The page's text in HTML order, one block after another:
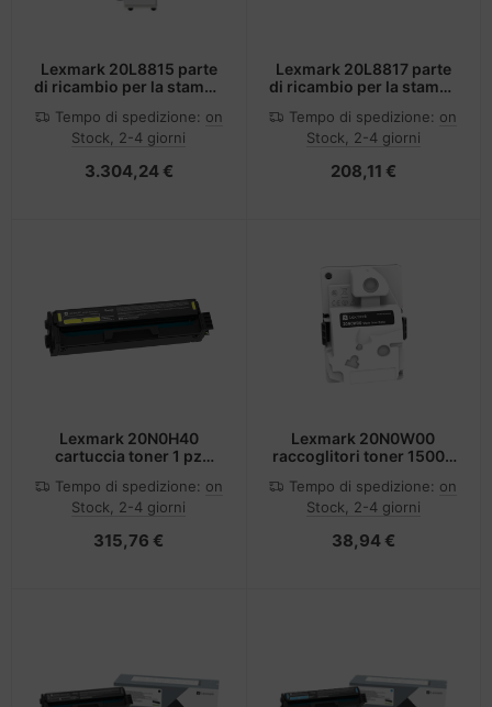
Lexmark 20L8815 parte
di ricambio per la stampa
metallici 1 pz
Tempo di spedizione: on
Stock, 2-4 giorni
3.304,24 €
Lexmark 20L8817 parte
di ricambio per la stampa
Tempo di spedizione: on
Stock, 2-4 giorni
208,11 €
Lexmark 20N0H40
cartuccia toner 1 pz
Tempo di spedizione: on
Stock, 2-4 giorni
315,76 €
Lexmark 20N0W00
raccoglitori toner 15000
Tempo di spedizione: on
Stock, 2-4 giorni
38,94 €